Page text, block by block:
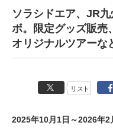
ソラシドエア、JR
ボ。限定グッズ販売
オリジナルツアーな
リスト
2025年10月1日～2026年2